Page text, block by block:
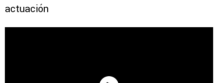
actuación